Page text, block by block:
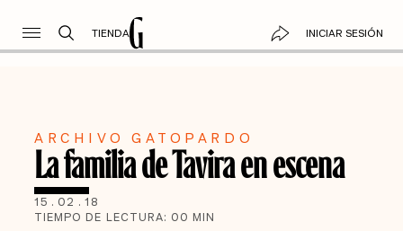
TIENDA INICIAR SESIÓN
ARCHIVO GATOPARDO
La familia de Tavira en escena
15 . 02 . 18
TIEMPO DE LECTURA: 00 MIN